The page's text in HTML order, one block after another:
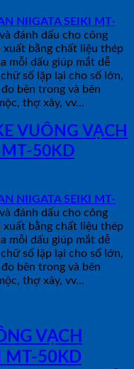
NIIGATA SEIKI MT-
đánh dấu cho công
xuất bằng chất liệu thép
mỗi dấu giúp mắt dễ
số lặp lại cho số lớn,
bên trong và bên
thợ xây, vv…
VUÔNG VẠCH
MT-50KD
NIIGATA SEIKI MT-
đánh dấu cho công
xuất bằng chất liệu thép
mỗi dấu giúp mắt dễ
số lặp lại cho số lớn,
bên trong và bên
thợ xây, vv…
VẠCH
MT-50KD